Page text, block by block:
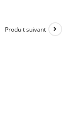
Produit suivant